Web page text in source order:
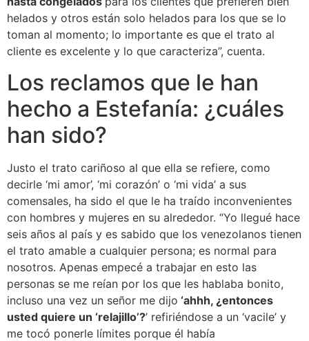
helados y otros están solo helados para los que se lo
toman al momento; lo importante es que el trato al
cliente es excelente y lo que caracteriza”, cuenta.
Los reclamos que le han
hecho a Estefanía: ¿cuáles
han sido?
Justo el trato cariñoso al que ella se refiere, como
decirle ‘mi amor’, ‘mi corazón’ o ‘mi vida’ a sus
comensales, ha sido el que le ha traído inconvenientes
con hombres y mujeres en su alrededor. “Yo llegué hace
seis años al país y es sabido que los venezolanos tienen
el trato amable a cualquier persona; es normal para
nosotros. Apenas empecé a trabajar en esto las
personas se me reían por los que les hablaba bonito,
incluso una vez un señor me dijo ‘ahhh, ¿entonces
usted quiere un ‘relajillo’?’ refiriéndose a un ‘vacile’ y
me tocó ponerle límites porque él había